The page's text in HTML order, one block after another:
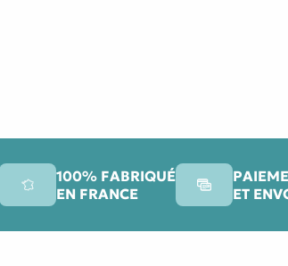
100% FABRIQUÉ
EN FRANCE
ET